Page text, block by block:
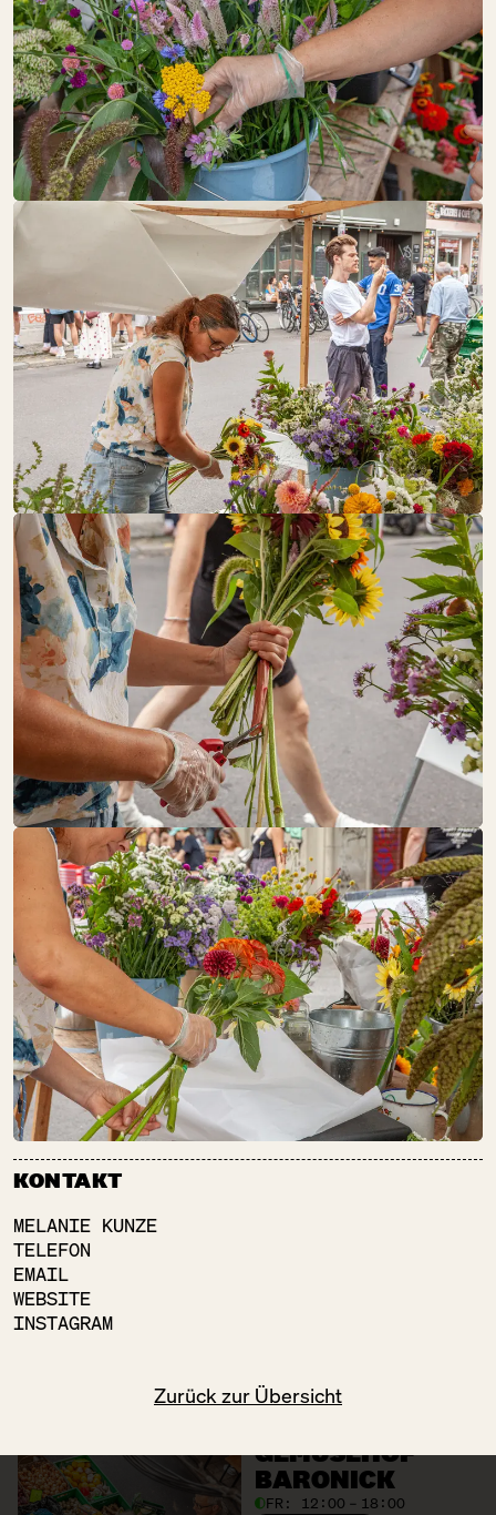
KONTAKT
MELANIE KUNZE
TELEFON
EMAIL
WEBSITE
INSTAGRAM
Zurück zur Übersicht
DRUNK BY
NATURE
FR:12:00 – 19:00
Getränke
FAIR & GESUND
FR:12:00 – 18:00
Obst + Gemüse
Speisekammer
Süßes
FLEISCHEREI
RALF FRINDT
FR:12:00 – 18:00
Fleisch + Wurstwaren
FLÄMING­BLÜTE
FR: GESCHLOSSEN
Schöne Dinge
FOOD TOGETHER
FR:12:00 – 18:00
Backwaren
Eier
Käse + Milch
Obst + Gemüse
Speisekammer
FRAMED SOUL
12:00 – 18:00
GEMÜSEHOF
BARONICK
FR: 12:00 – 18:00